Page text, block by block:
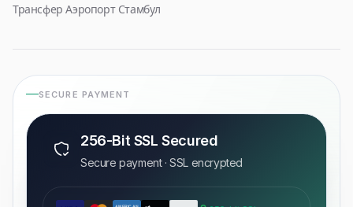
Трансфер Аэропорт Стамбул
SECURE PAYMENT
256-Bit SSL Secured
Secure payment · SSL encrypted
AMERICAN